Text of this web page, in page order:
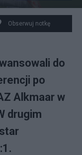
pokonuje
(L) z AZ
Obserwuj notkę
do
po
Alkmaar w
drugim